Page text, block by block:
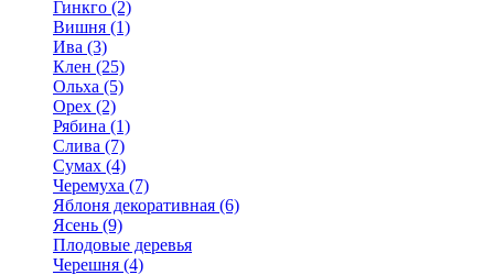
Гинкго (2)
Вишня (1)
Ива (3)
Клен (25)
Ольха (5)
Орех (2)
Рябина (1)
Слива (7)
Сумах (4)
Черемуха (7)
Яблоня декоративная (6)
Ясень (9)
Плодовые деревья
Черешня (4)